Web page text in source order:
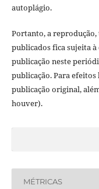
autoplágio.
Portanto, a
publicados fica sujeita à
publicação neste
publicação. Para efeitos
publicação original,
houver).
MÉTRICAS